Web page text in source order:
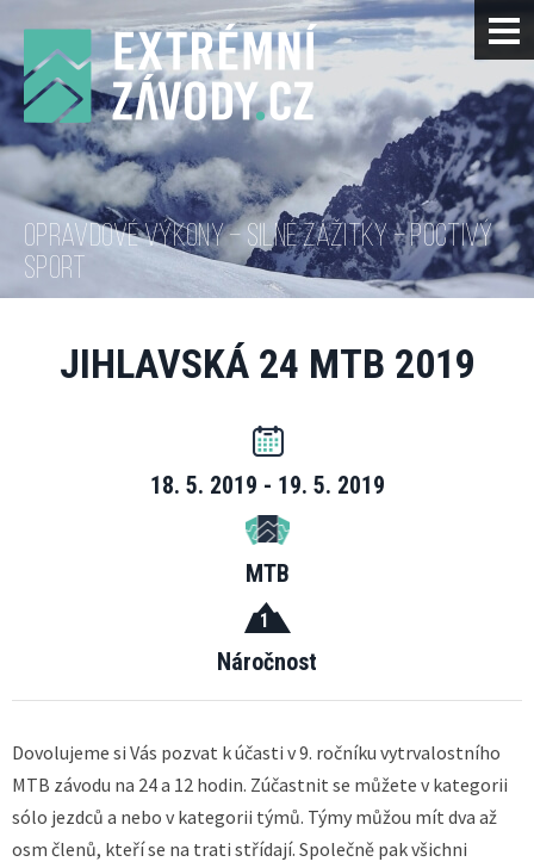
OPRAVDOVÉ VÝKONY – SILNÉ ZÁŽITKY – POCTIVÝ
SPORT
JIHLAVSKÁ 24 MTB 2019
18. 5. 2019 - 19. 5. 2019
MTB
1
Náročnost
Dovolujeme si Vás pozvat k účasti v 9. ročníku vytrvalostního
MTB závodu na 24 a 12 hodin. Zúčastnit se můžete v kategorii
sólo jezdců a nebo v kategorii týmů. Týmy můžou mít dva až
osm členů, kteří se na trati střídají. Společně pak všichni